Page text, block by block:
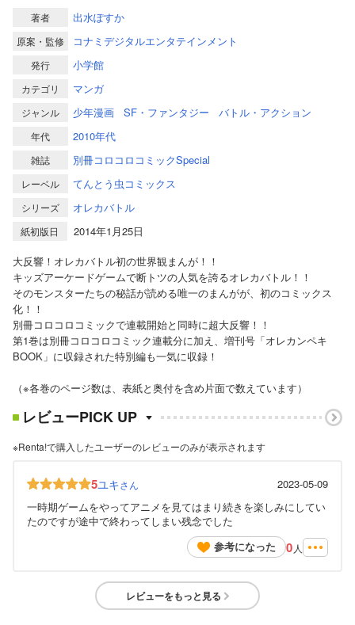
著者 出水ぽすか
原案・監修 コナミデジタルエンタテインメント
発行 小学館
カテゴリ マンガ
ジャンル 少年漫画 SF・ファンタジー バトル・アクション
年代 2010年代
雑誌 別冊コロコロコミックSpecial
レーベル てんとう虫コミックス
シリーズ オレカバトル
紙初版日
2014年1月25日
大反響！オレカバトル初の世界観まんが！！
キッズアーケードゲームで断トツの人気を誇るオレカバトル！！
そのモンスターたちの秘話が読める唯一のまんがが、初のコミックス
化！！
別冊コロコロコミックで連載開始と同時に超大反響！！
第1巻は別冊コロコロコミック連載分に加え、増刊号「オレカンペキ
BOOK」に収録された特別編も一気に収録！
（※各巻のページ数は、表紙と奥付を含め片面で数えています）
レビューPICK UP
※Renta!で購入したユーザーのレビューのみが表示されます
5ユキさん
2023-05-09
一時期ゲームをやってアニメを見てはまり続きを楽しみにしてい
たのですが途中で終わってしまい残念でした
参考になった
0 人
レビューをもっと見る